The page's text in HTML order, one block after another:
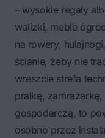
– wysokie regały
walizki, meble
na rowery,
ścianie, żeby nie
wreszcie strefa
pralkę,
gospodarczą, to
osobno przez